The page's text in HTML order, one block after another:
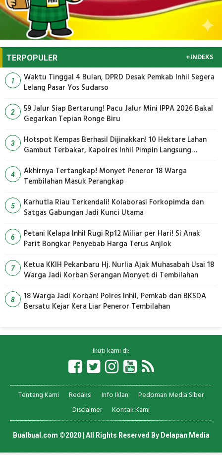
TERPOPULER +INDEKS
1
Waktu Tinggal 4 Bulan, DPRD Desak Pemkab Inhil Segera
Lelang Pasar Yos Sudarso
2
59 Jalur Siap Bertarung! Pacu Jalur Mini IPPA 2026 Bakal
Gegarkan Tepian Ronge Biru
3
Hotspot Kempas Berhasil Dijinakkan! 10 Hektare Lahan
Gambut Terbakar, Kapolres Inhil Pimpin Langsung
4
Akhirnya Tertangkap! Monyet Peneror 18 Warga
Tembilahan Masuk Perangkap
5
Karhutla Riau Terkendali! Kolaborasi Forkopimda dan
Satgas Gabungan Jadi Kunci Utama
6
Petani Kelapa Inhil Rugi Rp12 Miliar per Hari! Si Anak
Parit Bongkar Penyebab Harga Terus Anjlok
7
Ketua KKIH Pekanbaru Hj. Nurlia Ajak Muhasabah Usai 18
Warga Jadi Korban Serangan Monyet di Tembilahan
8
18 Warga Jadi Korban! Polres Inhil, Pemkab dan BKSDA
Bersatu Kejar Kera Liar Peneror Tembilahan
Ikuti kami di:
Tentang Kami Redaksi Info Iklan
Pedoman Media Siber
Disclaimer
Kontak Kami
Bualbual.com ©2020 | All Rights Reserved ByDelapan Media